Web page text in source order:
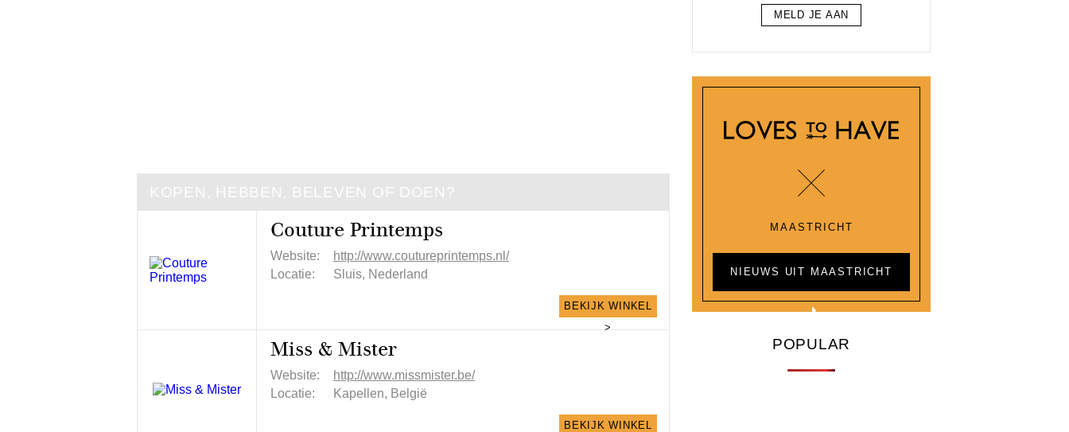
KOPEN, HEBBEN, BELEVEN OF DOEN?
Couture Printemps
Website:
http://www.coutureprintemps.nl/
Locatie:
Sluis, Nederland
BEKIJK WINKEL
>
Miss & Mister
Website:
http://www.missmister.be/
Locatie:
Kapellen, België
BEKIJK WINKEL
MELD JE AAN
MAASTRICHT
NIEUWS UIT MAASTRICHT
POPULAR